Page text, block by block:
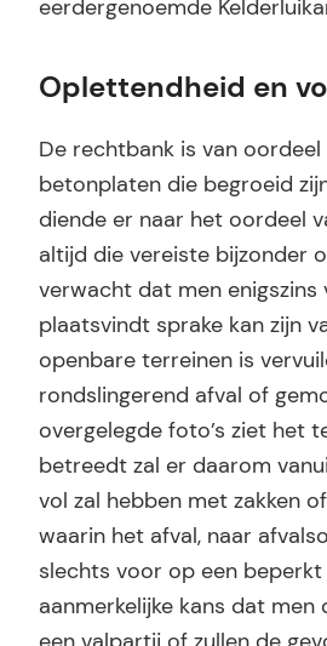
eerdergenoemde
Oplettendheid en
De rechtbank is van
betonplaten die begroeid
diende er naar het oordeel
altijd die vereiste bijzonder
verwacht dat men
plaatsvindt sprake kan zijn
openbare terreinen is
rondslingerend afval of
overgelegde foto’s ziet het
betreedt zal er daarom
vol zal hebben met zakken
waarin het afval, naar
slechts voor op een
aanmerkelijke kans dat